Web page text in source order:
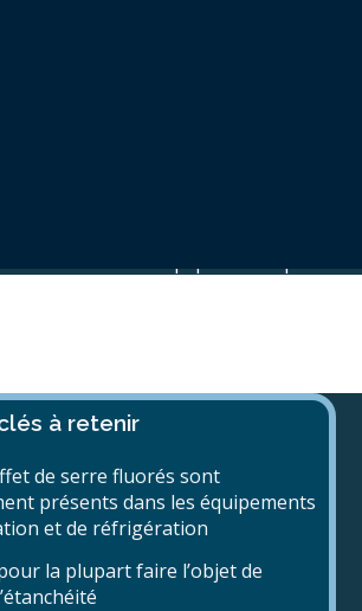
à retenir
de serre fluorés sont
présents dans les équipements
et de réfrigération
la plupart faire l’objet de